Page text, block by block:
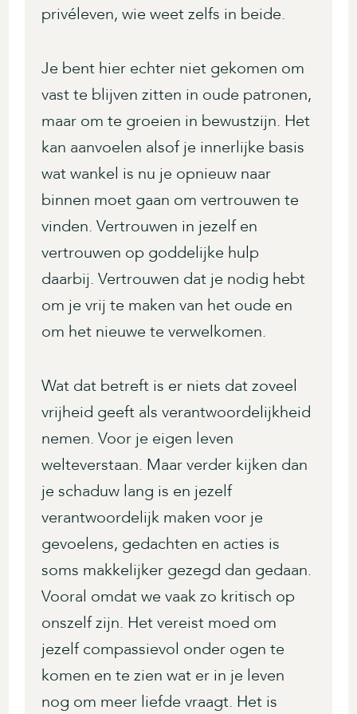
privéleven, wie weet zelfs in beide.
Je bent hier echter niet gekomen om
vast te blijven zitten in oude patronen,
maar om te groeien in bewustzijn. Het
kan aanvoelen alsof je innerlijke basis
wat wankel is nu je opnieuw naar
binnen moet gaan om vertrouwen te
vinden. Vertrouwen in jezelf en
vertrouwen op goddelijke hulp
daarbij. Vertrouwen dat je nodig hebt
om je vrij te maken van het oude en
om het nieuwe te verwelkomen.
Wat dat betreft is er niets dat zoveel
vrijheid geeft als verantwoordelijkheid
nemen. Voor je eigen leven
welteverstaan. Maar verder kijken dan
je schaduw lang is en jezelf
verantwoordelijk maken voor je
gevoelens, gedachten en acties is
soms makkelijker gezegd dan gedaan.
Vooral omdat we vaak zo kritisch op
onszelf zijn. Het vereist moed om
jezelf compassievol onder ogen te
komen en te zien wat er in je leven
nog om meer liefde vraagt. Het is